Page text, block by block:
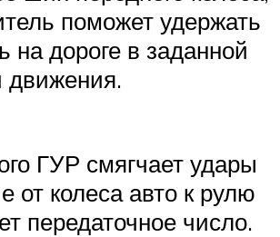
поможет удержать
на дороге в заданной
движения.
ГУР смягчает удары
от колеса авто к рулю
передаточное число.